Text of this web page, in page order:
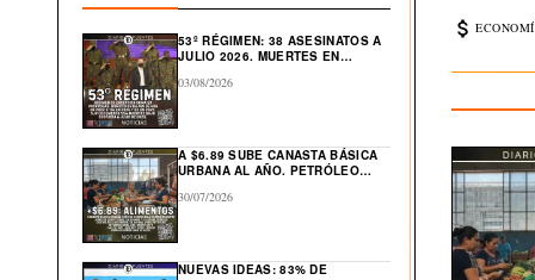
53º RÉGIMEN: 38 ASESINATOS A
JULIO 2026. MUERTES EN
03/08/2026
A $6.89 SUBE CANASTA BÁSICA
URBANA AL AÑO. PETRÓLEO
30/07/2026
NUEVAS IDEAS: 83% DE